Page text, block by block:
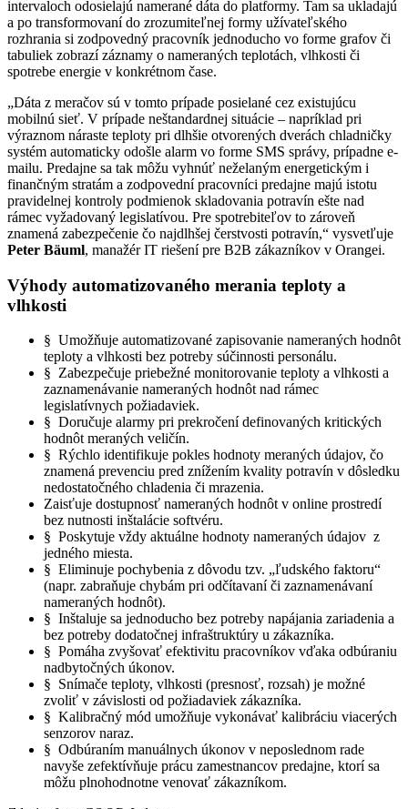
intervaloch odosielajú namerané dáta do platformy. Tam sa ukladajú
a po transformovaní do zrozumiteľnej formy užívateľského
rozhrania si zodpovedný pracovník jednoducho vo forme grafov či
tabuliek zobrazí záznamy o nameraných teplotách, vlhkosti či
spotrebe energie v konkrétnom čase.
„Dáta z meračov sú v tomto prípade posielané cez existujúcu
mobilnú sieť. V prípade neštandardnej situácie – napríklad pri
výraznom náraste teploty pri dlhšie otvorených dverách chladničky
systém automaticky odošle alarm vo forme SMS správy, prípadne e-
mailu. Predajne sa tak môžu vyhnúť neželaným energetickým i
finančným stratám a zodpovední pracovníci predajne majú istotu
pravidelnej kontroly podmienok skladovania potravín ešte nad
rámec vyžadovaný legislatívou. Pre spotrebiteľov to zároveň
znamená zabezpečenie čo najdlhšej čerstvosti potravín,“ vysvetľuje
Peter Bäuml, manažér IT riešení pre B2B zákazníkov v Orangei.
Výhody automatizovaného merania teploty a
vlhkosti
§ Umožňuje automatizované zapisovanie nameraných hodnôt
teploty a vlhkosti bez potreby súčinnosti personálu.
§ Zabezpečuje priebežné monitorovanie teploty a vlhkosti a
zaznamenávanie nameraných hodnôt nad rámec
legislatívnych požiadaviek.
§ Doručuje alarmy pri prekročení definovaných kritických
hodnôt meraných veličín.
§ Rýchlo identifikuje pokles hodnoty meraných údajov, čo
znamená prevenciu pred znížením kvality potravín v dôsledku
nedostatočného chladenia či mrazenia.
Zaisťuje dostupnosť nameraných hodnôt v online prostredí
bez nutnosti inštalácie softvéru.
§ Poskytuje vždy aktuálne hodnoty nameraných údajov z
jedného miesta.
§ Eliminuje pochybenia z dôvodu tzv. „ľudského faktoru“
(napr. zabraňuje chybám pri odčítavaní či zaznamenávaní
nameraných hodnôt).
§ Inštaluje sa jednoducho bez potreby napájania zariadenia a
bez potreby dodatočnej infraštruktúry u zákazníka.
§ Pomáha zvyšovať efektivitu pracovníkov vďaka odbúraniu
nadbytočných úkonov.
§ Snímače teploty, vlhkosti (presnosť, rozsah) je možné
zvoliť v závislosti od požiadaviek zákazníka.
§ Kalibračný mód umožňuje vykonávať kalibráciu viacerých
senzorov naraz.
§ Odbúraním manuálnych úkonov v neposlednom rade
navyše zefektívňuje prácu zamestnancov predajne, ktorí sa
môžu plnohodnotne venovať zákazníkom.